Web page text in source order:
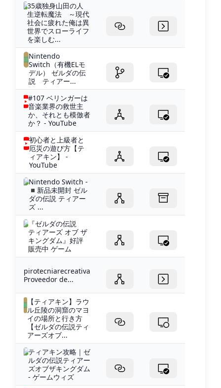
35歳独身山田の人
生逆転魔法 ～現代
社会に疲れた俺は異
世界でスローライフ
を楽しむ...
Nintendo
Switch（有機ELモ
デル） ゼルダの伝
説 ティアー...
#107 ベリンガーは
音楽業界の救世主
か、それとも模倣者
か？ - YouTube
初心者と上級者と
厄災の遊び方【テ
ィアキン】 -
YouTube
Nintendo Switch -
◾️新品未開封 ゼル
ダの伝説 ティアー
ズ ...
『ゼルダの伝説
ティアーズ オブ ザ
キングダム』好評
販売中 ゲーム
pirotecniarecreativa
Proveedor de...
【ティアキン】ラウ
ル丘陵の洞窟のマヨ
イの場所と行き方
【ゼルダの伝説ティ
アーズオブ...
ティアキン攻略｜ゼ
ルダの伝説ティアー
ズオブザキングダム
- ゲームウィズ